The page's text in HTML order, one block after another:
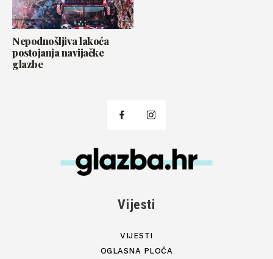
Nepodnošljiva lakoća
postojanja navijačke
glazbe
Vijesti
VIJESTI
OGLASNA PLOČA